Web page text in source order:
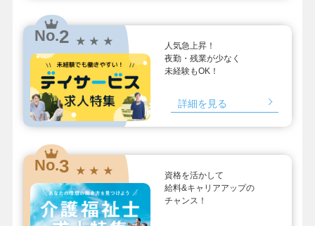
No.2 ★ ★ ★
人気急上昇！
夜勤・残業が少なく
未経験もOK！
詳細を見る
No.3 ★ ★ ★
資格を活かして
給料&キャリアアップの
チャンス！